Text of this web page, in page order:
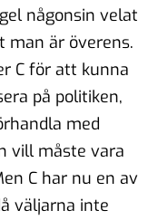
någonsin velat
man är överens.
C för att kunna
på politiken,
med
vill måste vara
C har nu en av
väljarna inte